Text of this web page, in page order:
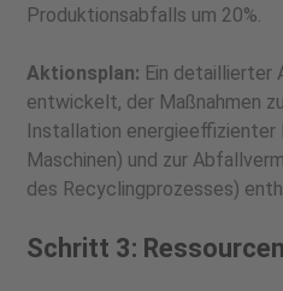
Produktionsabfalls um 20%.
Aktionsplan: Ein detaillierter
entwickelt, der Maßnahmen
Installation energieeffizienter
Maschinen) und zur
des Recyclingprozesses)
Schritt 3: